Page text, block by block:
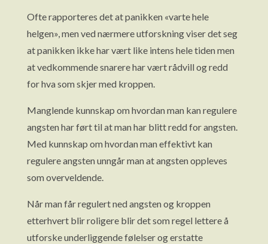
Ofte rapporteres det at panikken «varte hele
helgen», men ved nærmere utforskning viser det seg
at panikken ikke har vært like intens hele tiden men
at vedkommende snarere har vært rådvill og redd
for hva som skjer med kroppen.
Manglende kunnskap om hvordan man kan regulere
angsten har ført til at man har blitt redd for angsten.
Med kunnskap om hvordan man effektivt kan
regulere angsten unngår man at angsten oppleves
som overveldende.
Når man får regulert ned angsten og kroppen
etterhvert blir roligere blir det som regel lettere å
utforske underliggende følelser og erstatte